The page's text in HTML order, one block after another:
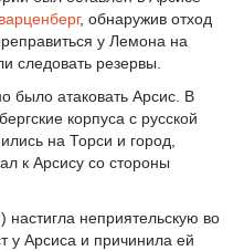
, обнаружив отход
у Лемона на
следовать резервы.
было атаковать Арсис. В
корпуса с русской
на Торси и город,
к Арсису со стороны
неприятельскую во
у Арсиса и причинила ей